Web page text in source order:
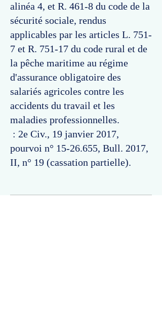
alinéa 4, et R. 461-8 du code de la
sécurité sociale, rendus
applicables par les articles L. 751-
7 et R. 751-17 du code rural et de
la pêche maritime au régime
d'assurance obligatoire des
salariés agricoles contre les
accidents du travail et les
maladies professionnelles.
: 2e Civ., 19 janvier 2017,
pourvoi n° 15-26.655, Bull. 2017,
II, n° 19 (cassation partielle).